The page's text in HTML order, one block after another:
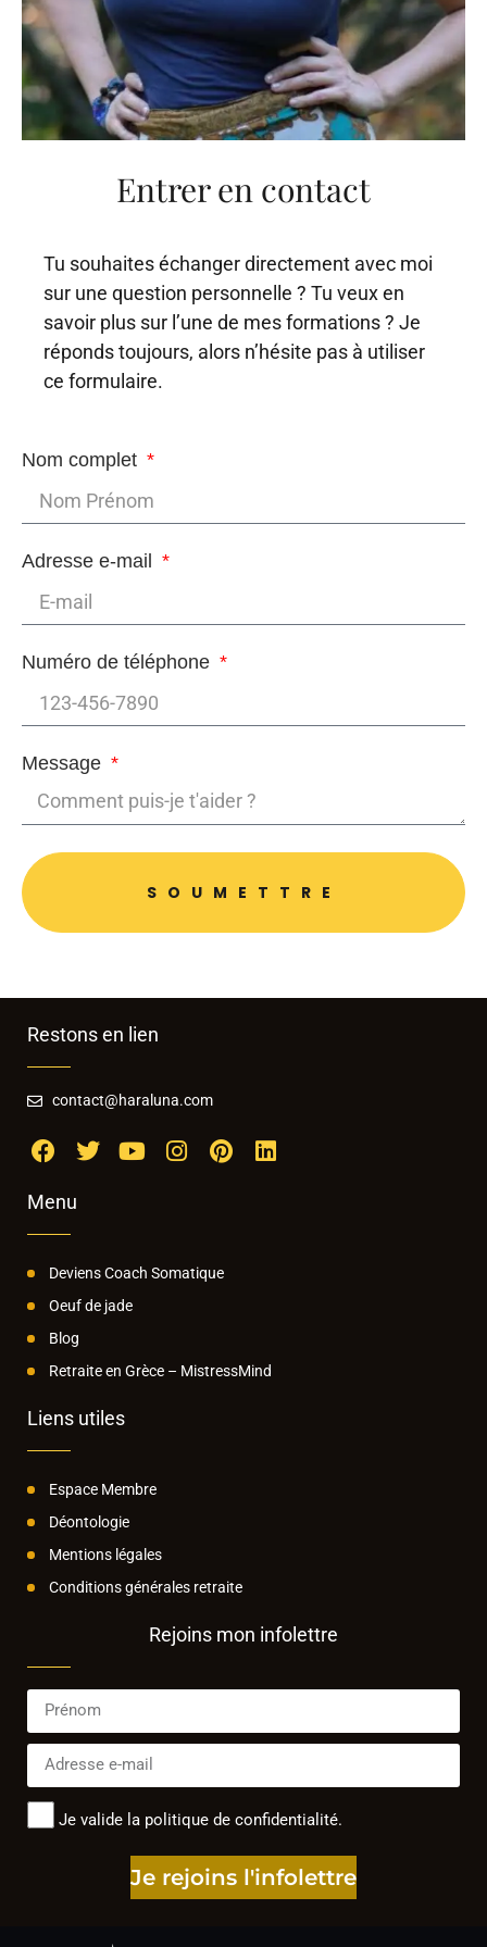
Entrer en contact
Tu souhaites échanger directement avec moi
sur une question personnelle ? Tu veux en
savoir plus sur l’une de mes formations ? Je
réponds toujours, alors n’hésite pas à utiliser
ce formulaire.
Nom complet
Adresse e-mail
Numéro de téléphone
Message
SOUMETTRE
Restons en lien
contact@haraluna.com
Menu
Deviens Coach Somatique
Oeuf de jade
Blog
Retraite en Grèce – MistressMind
Liens utiles
Espace Membre
Déontologie
Mentions légales
Conditions générales retraite
Rejoins mon infolettre
Je valide la politique de confidentialité.
Je rejoins l'infolettre